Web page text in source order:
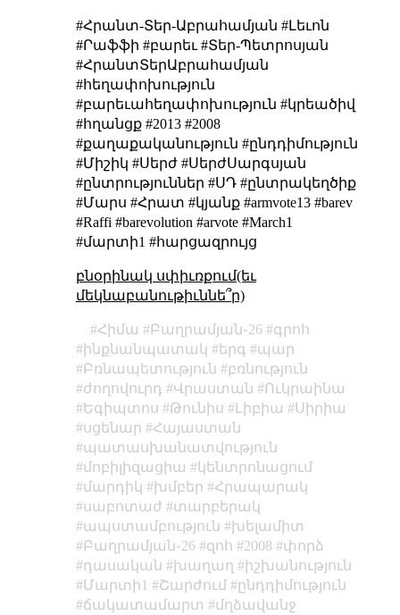
#Հրանտ-Տեր-Աբրահամյան #Լեւոն
#Րաֆֆի #բարեւ #Տեր-Պետրոսյան
#ՀրանտՏերԱբրահամյան
#հեղափոխություն
#բարեւահեղափոխություն #կրեածիվ
#հղանցք #2013 #2008
#քաղաքականություն #ընդդիմություն
#Միշիկ #Սերժ #ՍերժՍարգսյան
#ընտրություններ #ՍԴ #ընտրակեղծիք
#Մարս #Հրատ #կյանք #armvote13 #barev
#Raffi #barevolution #arvote #March1
#մարտի1 #հարցազրույց
բնօրինակ սփիւռքում(եւ
մեկնաբանութիւննե՞ր)
Հիմա Բաղրամյան֊26
գրոհ
ինքնանպատակ
երգ
պար
Բռնապետություն
բռնություն
ժողովուրդ
Վրաստան
Ուկրաինա
Եգիպտոս
Թունիս Լիբիա
Սիրիա
սցենար
Հայաստան
պատասխանատվություն
մոբիլիզացիա
կենտրոնացում
մարդիկ
խմբեր
Հրապարակ
սաբոտաժ
տարբերակ
ապստամբություն
խելամիտ
Բաղրամյան֊26
զոհ 2008
փորձ
դասական
խաղաղ
իշխանություն
Մարտի1
Շարժում
ընդդիմություն
ճակատամարտ
մղձավանջ